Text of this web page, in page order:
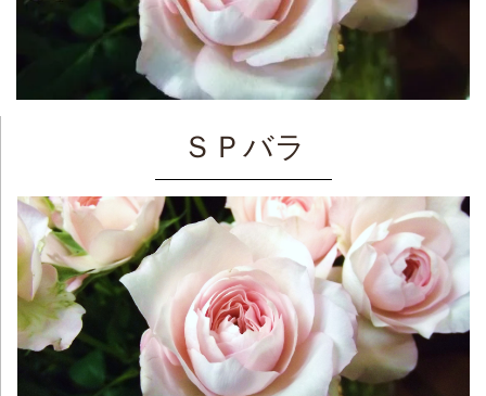
ＳＰバラ